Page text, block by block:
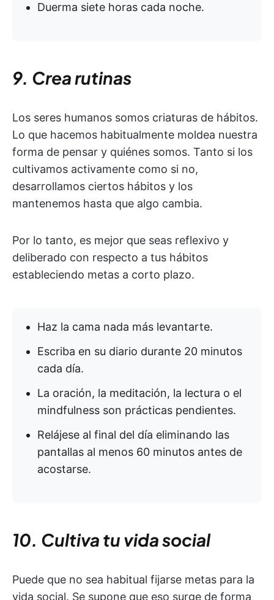
Duerma siete horas cada noche.
9. Crea rutinas
Los seres humanos somos criaturas de hábitos.
Lo que hacemos habitualmente moldea nuestra
forma de pensar y quiénes somos. Tanto si los
cultivamos activamente como si no,
desarrollamos ciertos hábitos y los
mantenemos hasta que algo cambia.
Por lo tanto, es mejor que seas reflexivo y
deliberado con respecto a tus hábitos
estableciendo metas a corto plazo.
Haz la cama nada más levantarte.
Escriba en su diario durante 20 minutos
cada día.
La oración, la meditación, la lectura o el
mindfulness son prácticas pendientes.
Relájese al final del día eliminando las
pantallas al menos 60 minutos antes de
acostarse.
10. Cultiva tu vida social
Puede que no sea habitual fijarse metas para la
vida social. Se supone que eso surge de forma